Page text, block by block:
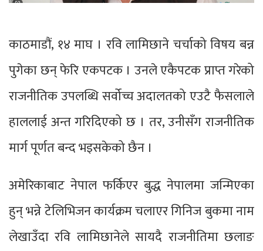
काठमाडौं, १४ माघ । रवि लामिछाने चर्चाको विषय बन्न
पुगेका छन् फेरि एकपटक । उनले एकैपटक प्राप्त गरेको
राजनीतिक उपलब्धि सर्वोच्च अदालतको एउटै फैसलाले
हाललाई अन्त गरिदिएको छ । तर, उनीसँग राजनीतिक
मार्ग पूर्णत बन्द भइसकेको छैन ।
अमेरिकाबाट नेपाल फर्किएर बुद्ध नेपालमा जन्मिएका
हुन् भन्ने टेलिभिजन कार्यक्रम चलाएर गिनिज बुकमा नाम
लेखाउँदा रवि लामिछानेले सायदै राजनीतिमा छलाङ